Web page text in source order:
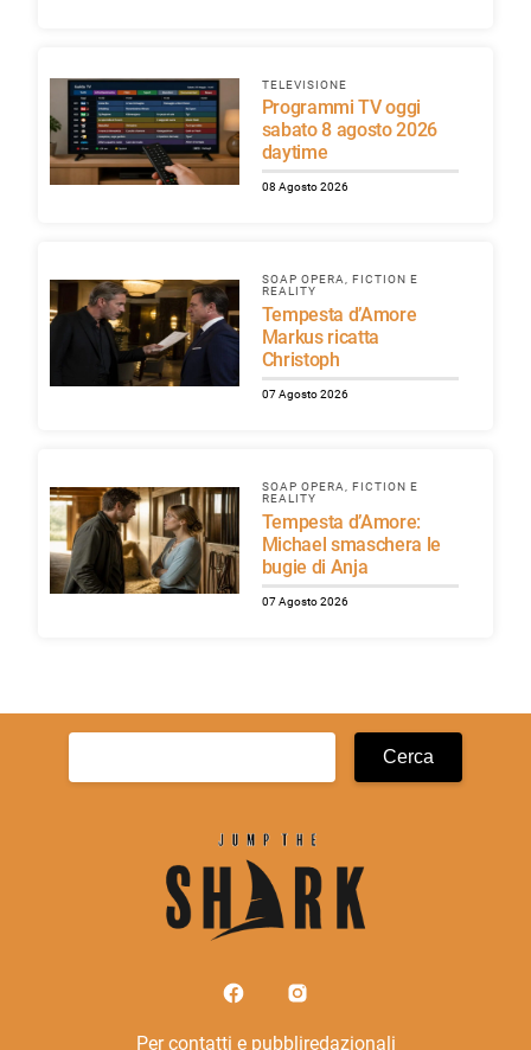
TELEVISIONE
Programmi TV oggi
sabato 8 agosto 2026
daytime
08 Agosto 2026
SOAP OPERA, FICTION E
REALITY
Tempesta d’Amore
Markus ricatta
Christoph
07 Agosto 2026
SOAP OPERA, FICTION E
REALITY
Tempesta d’Amore:
Michael smaschera le
bugie di Anja
07 Agosto 2026
Ricerca
Per contatti e pubbliredazionali